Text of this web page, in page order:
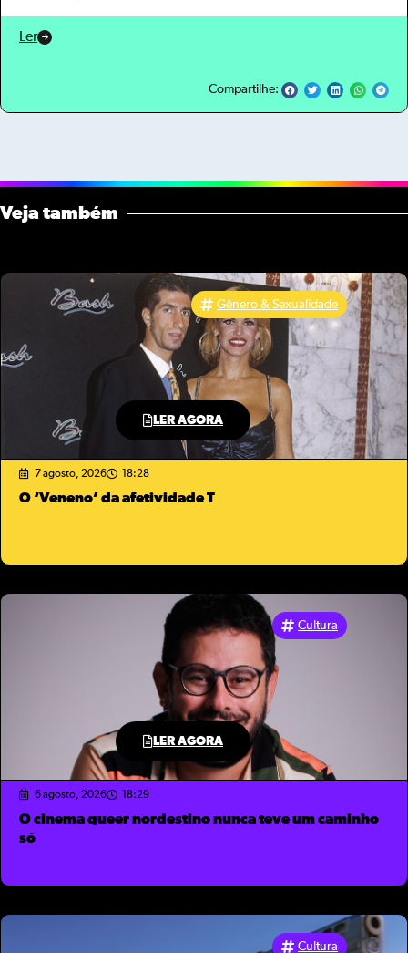
Ler
Compartilhe:
Veja também
LER AGORA
Gênero & Sexualidade
7 agosto, 2026 18:28
O ‘Veneno’ da afetividade T
LER AGORA
Cultura
6 agosto, 2026 18:29
O cinema queer nordestino nunca teve um caminho
só
Cultura